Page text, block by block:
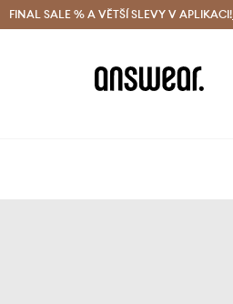
(od 1800 Kč) Doručení i do 24 h
FINAL SALE % A VĚTŠÍ SLEVY V APLIKACI!